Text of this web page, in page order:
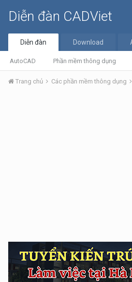
Diễn đàn CADViet
Diễn đàn
AutoCAD Phần mềm thông dụng
Download
Trang chủ Các phần mềm thông dụng